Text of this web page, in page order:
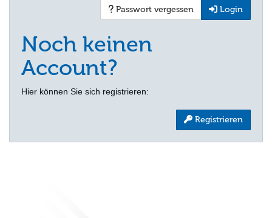
Passwort vergessen Login
Noch keinen
Account?
Hier können Sie sich registrieren:
Registrieren